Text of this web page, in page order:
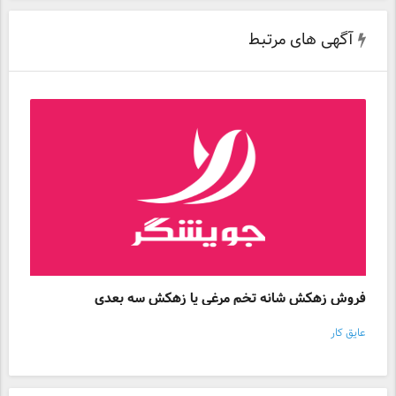
آگهی های مرتبط
فروش زهکش شانه تخم مرغی یا زهکش سه بعدی
عایق کار